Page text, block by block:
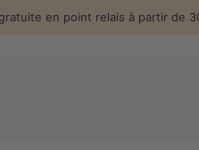
en point relais à partir de